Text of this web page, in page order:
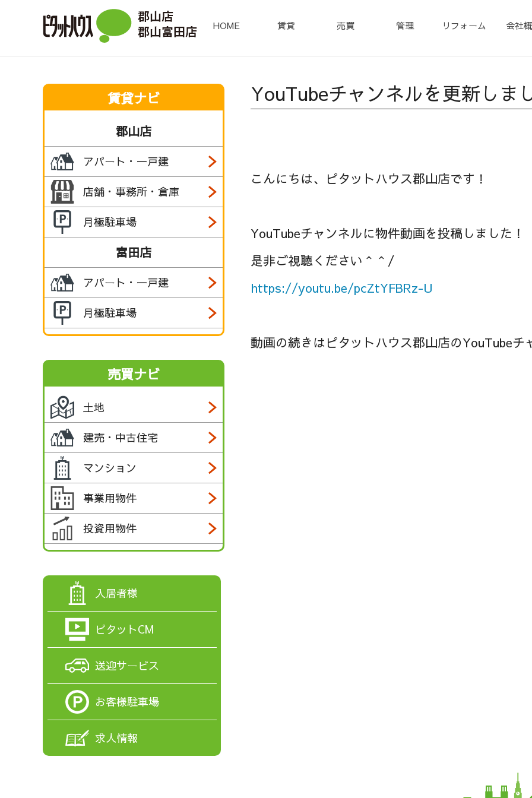
HOME 賃貸 売買 管理 リフォーム 会社
賃貸ナビ
郡山店
アパート・一戸建
店舗・事務所・倉庫
月極駐車場
富田店
アパート・一戸建
月極駐車場
売買ナビ
土地
建売・中古住宅
マンション
事業用物件
投資用物件
入居者様
ピタットCM
送迎サービス
お客様駐車場
求人情報
YouTubeチャンネルを更新しま
こんにちは、ピタットハウス郡山店です！
YouTubeチャンネルに物件動画を投稿しました！
是非ご視聴ください＾＾/
https://youtu.be/pcZtYFBRz-U
動画の続きはピタットハウス郡山店のYouTubeチ